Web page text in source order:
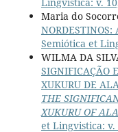
Lingvistica: v.
Maria do
NORDESTINOS:
Semiótica et
WILMA DA
SIGNIFICAÇÃO
XUKURU DE
THE
XUKURU OF
et Lingvistica: v.